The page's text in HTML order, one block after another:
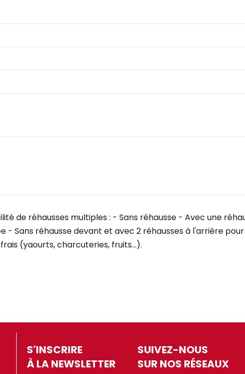
de réhausses multiples : - Sans réhausse - Avec une
Sans réhausse devant et avec 2 réhausses à l'arrière
(yaourts, charcuteries, fruits...).
S'INSCRIRE
À LA NEWSLETTER
SUIVEZ-NOUS
SUR NOS RÉSEAUX